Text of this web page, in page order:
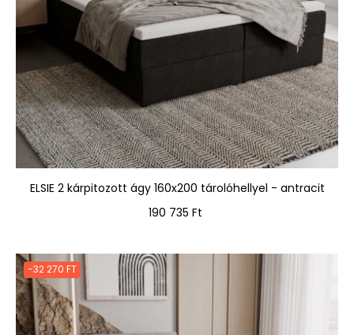
ELSIE 2 kárpitozott ágy 160x200 tárolóhellyel - antracit
Ár
190 735 Ft
-32 270 FT